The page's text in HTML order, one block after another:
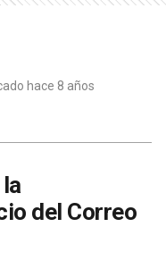
hace 8 años
del Correo